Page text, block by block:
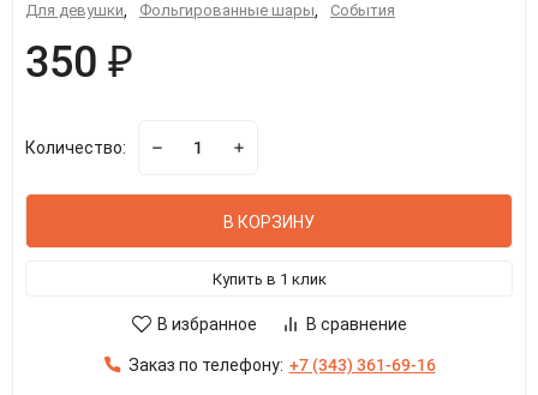
Для девушки, Фольгированные шары, События
350 ₽
Количество:
В КОРЗИНУ
Купить в 1 клик
В избранное В сравнение
Заказ по телефону: +7 (343) 361-69-16